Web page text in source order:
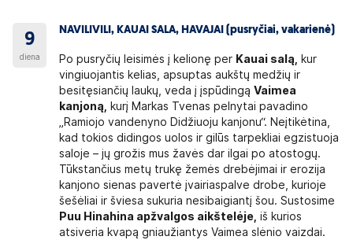
9
diena
NAVILIVILI, KAUAI SALA, HAVAJAI (pusryčiai, vakarienė)
Po pusryčių leisimės į kelionę per Kauai salą,
kur
vingiuojantis kelias, apsuptas aukštų medžių ir
besitęsiančių laukų, veda į įspūdingąVaimea
kanjoną,
kurį Markas Tvenas pelnytai pavadino
„Ramiojo vandenyno Didžiuoju kanjonu“. Neįtikėtina,
kad tokios didingos uolos ir gilūs tarpekliai egzistuoja
saloje – jų grožis mus žavės dar ilgai po atostogų.
Tūkstančius metų trukę žemės drebėjimai ir erozija
kanjono sienas pavertė įvairiaspalve drobe, kurioje
šešėliai ir šviesa sukuria nesibaigiantį šou. Sustosime
Puu Hinahina apžvalgos aikštelėje, iš kurios
atsiveria kvapą gniaužiantys Vaimea slėnio vaizdai.